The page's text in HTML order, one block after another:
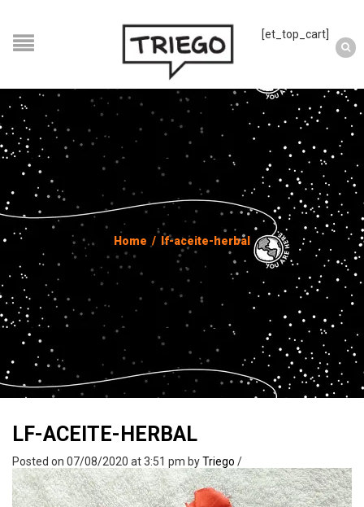
[et_top_cart]
Home / lf-aceite-herbal
LF-ACEITE-HERBAL
Posted on 07/08/2020 at 3:51 pm byTriego /